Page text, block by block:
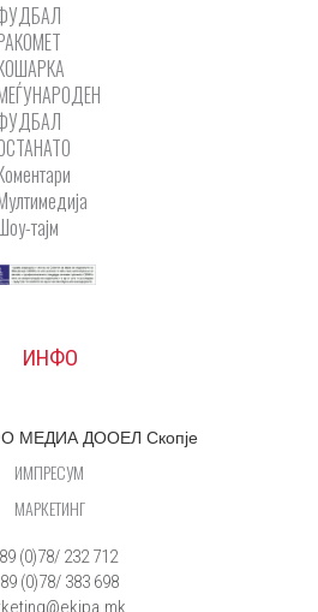
тајм
ИНФО
МЕДИА ДООЕЛ Скопје
ИМПРЕСУМ
МАРКЕТИНГ
(0)78/ 232 712
(0)78/ 383 698